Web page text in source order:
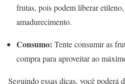
frutas, pois podem liberar
amadurecimento.
Consumo: Tente consumir as
compra para aproveitar ao
Seguindo essas dicas, você poderá